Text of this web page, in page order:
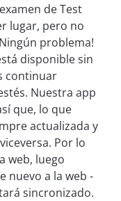
de Test
lugar, pero no
problema!
disponible sin
continuar
Nuestra app
que, lo que
actualizada y
Por lo
web, luego
nuevo a la web -
sincronizado.